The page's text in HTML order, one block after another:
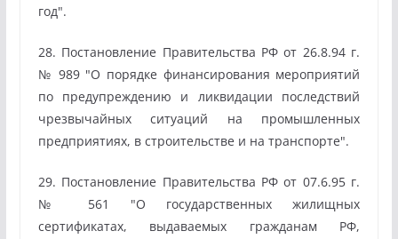
год".
28. Постановление Правительства РФ от 26.8.94 г.
№ 989 "О порядке финансирования мероприятий
по предупреждению и ликвидации последствий
чрезвычайных ситуаций на промышленных
предприятиях, в строительстве и на транспорте".
29. Постановление Правительства РФ от 07.6.95 г.
№ 561 "О государственных жилищных
сертификатах, выдаваемых гражданам РФ,